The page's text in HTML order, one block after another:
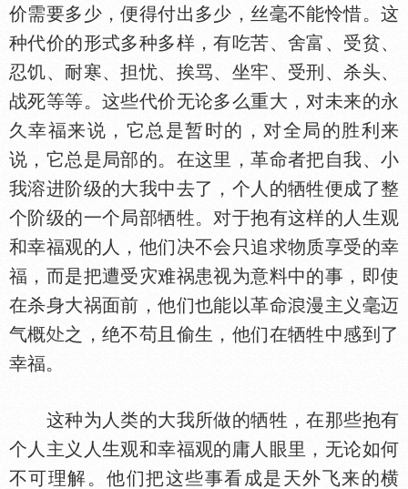
价需要多少，便得付出多少，丝毫不能怜惜。这
种代价的形式多种多样，有吃苦、舍富、受贫、
忍饥、耐寒、担忧、挨骂、坐牢、受刑、杀头、
战死等等。这些代价无论多么重大，对未来的永
久幸福来说，它总是暂时的，对全局的胜利来
说，它总是局部的。在这里，革命者把自我、小
我溶进阶级的大我中去了，个人的牺牲便成了整
个阶级的一个局部牺牲。对于抱有这样的人生观
和幸福观的人，他们决不会只追求物质享受的幸
福，而是把遭受灾难祸患视为意料中的事，即使
在杀身大祸面前，他们也能以革命
漫主义毫迈
气概
之，绝不苟且偷生，他们在牺牲中感到了
幸福。
这种为人类的大我所做的牺牲，在那些抱有
个人主义人生观和幸福观的庸人眼里，无论如何
不可理解。他们把这些事看成是天外飞来的横